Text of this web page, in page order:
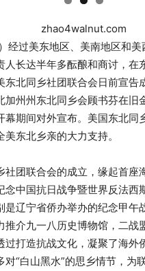
zhao4walnut.com
经过美东地区、美南地区和
人长达半年多酝酿和商讨，在
东北同乡社团联合会日前宣告
加州州东北同乡会顾书芬在旧
幕期间对外宣布。美国东北同
美东北乡亲的大力支持。
社团联合会的成立，缘起首座
念中国抗日战争暨世界反法西
是辽宁省侨办举办的纪念甲午
推介九一八历史博物馆，二战
过打造抗战文化，凝聚了海外
对“白山黑水”的思乡情节，为